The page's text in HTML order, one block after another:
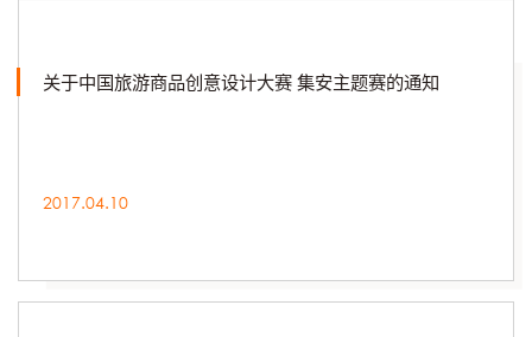
关于中国旅游商品创意设计大赛 集安主题赛的通知
2017.04.10